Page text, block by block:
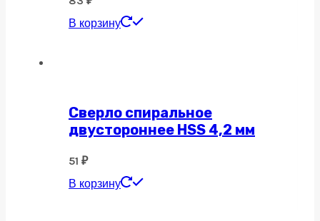
В корзину
Сверло спиральное
двустороннее HSS 4,2 мм
51 ₽
В корзину